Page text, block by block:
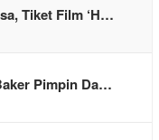
Tiket Film ‘H…
Pimpin Da…